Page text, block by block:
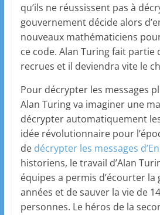
qu’ils ne réussissent pas à
gouvernement décide alors
nouveaux mathématiciens
ce code. Alan Turing fait partie
recrues et il deviendra vite le
Pour décrypter les messages
Alan Turing va imaginer une
décrypter automatiquement
idée révolutionnaire pour
de décrypter les messages
historiens, le travail d’Alan
équipes a permis d’écourter la
années et de sauver la vie de
personnes. Le héros de la